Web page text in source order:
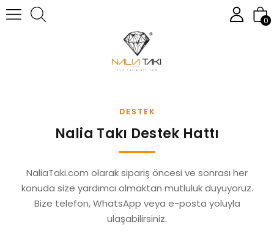
0
DESTEK
Nalia Takı Destek Hattı
NaliaTaki.com olarak sipariş öncesi ve sonrası her
konuda size yardımcı olmaktan mutluluk duyuyoruz.
Bize telefon, WhatsApp veya e-posta yoluyla
ulaşabilirsiniz.